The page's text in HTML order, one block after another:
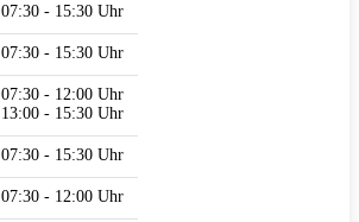
07:30 - 15:30 Uhr
07:30 - 15:30 Uhr
07:30 - 12:00 Uhr
13:00 - 15:30 Uhr
07:30 - 15:30 Uhr
07:30 - 12:00 Uhr